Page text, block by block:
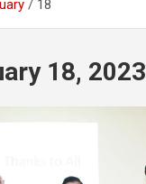
18
18, 2023